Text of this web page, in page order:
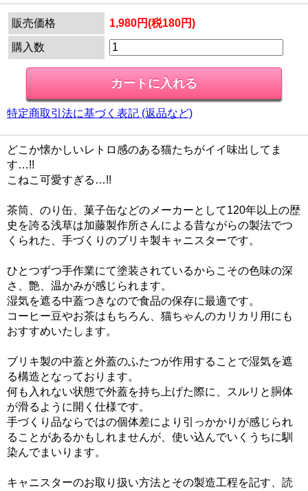
販売価格 1,980円(税180円)
購入数
特定商取引法に基づく表記 (返品など)
どこか懐かしいレトロ感のある猫たちがイイ味出してま
す…!!
こねこ可愛すぎる…!!
茶筒、のり缶、菓子缶などのメーカーとして120年以上の歴
史を誇る浅草は加藤製作所さんによる昔ながらの製法でつ
くられた、手づくりのブリキ製キャニスターです。
ひとつずつ手作業にて塗装されているからこその色味の深
さ、艶、温かみが感じられます。
湿気を遮る中蓋つきなので食品の保存に最適です。
コーヒー豆やお茶はもちろん、猫ちゃんのカリカリ用にも
おすすめいたします。
ブリキ製の中蓋と外蓋のふたつが作用することで湿気を遮
る構造となっております。
何も入れない状態で外蓋を持ち上げた際に、スルリと胴体
が滑るように開く仕様です。
手づくり品ならではの個体差により引っかかりが感じられ
ることがあるかもしれませんが、使い込んでいくうちに馴
染んでまいります。
キャニスターのお取り扱い方法とその製造工程を記す、読